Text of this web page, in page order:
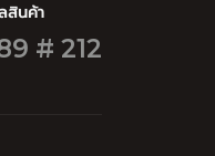
สินค้า
# 212